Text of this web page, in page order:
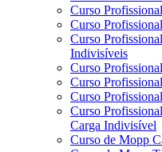
Curso
Curso
Curso
Indivisíveis
Curso
Curso
Curso
Curso
Carga Indivisível
Curso de Mopp